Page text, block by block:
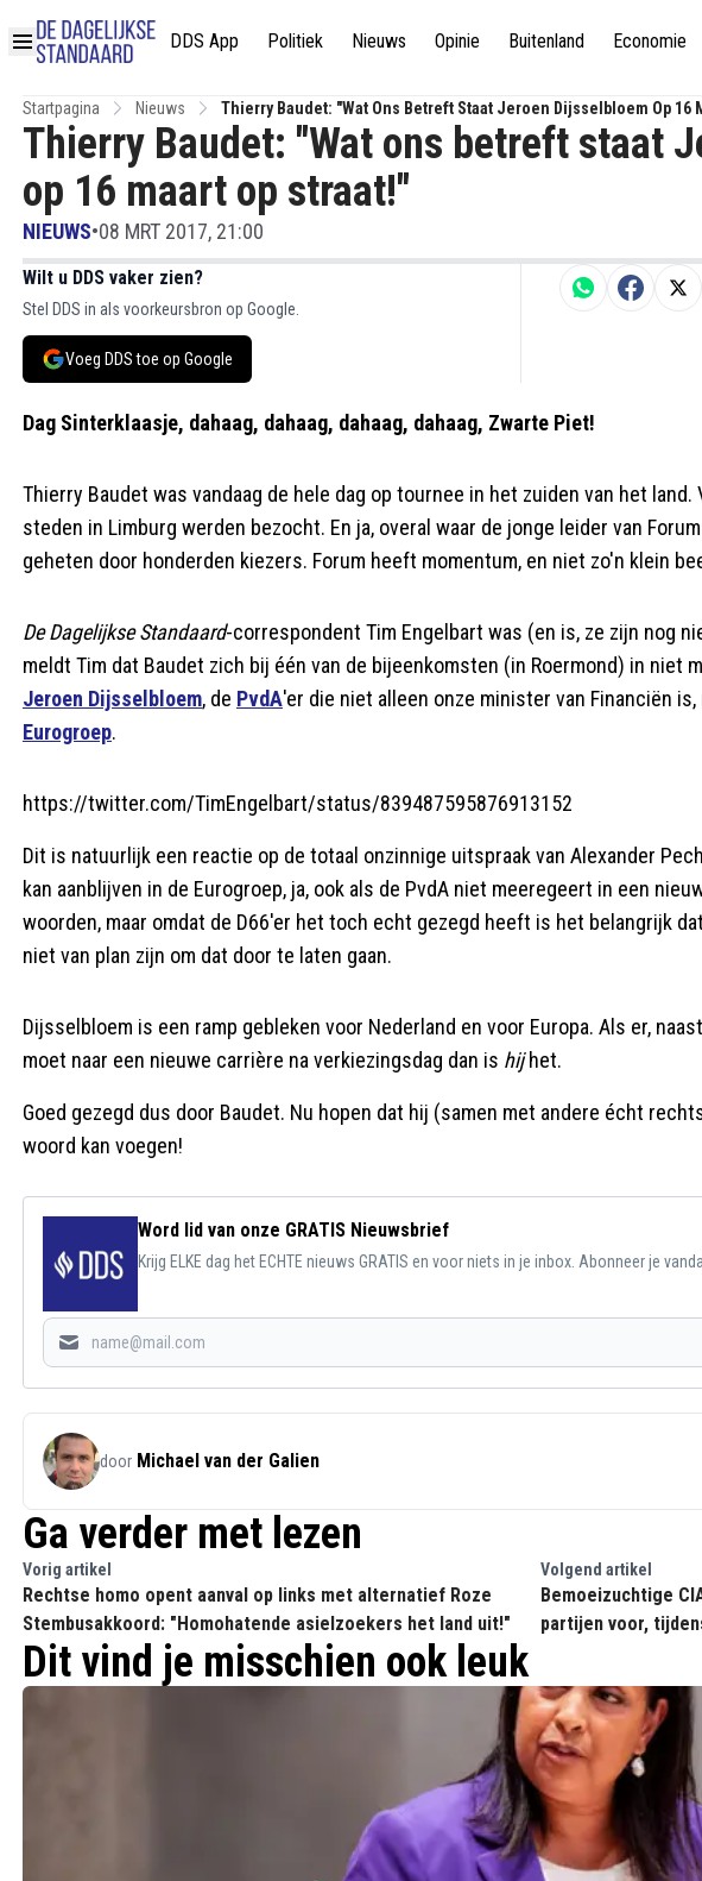
DDS App Politiek Nieuws Opinie Buitenland Economie
Startpagina Nieuws Thierry Baudet: "Wat Ons Betreft Staat Jeroen Dijsselbloem Op 16
Thierry Baudet: "Wat ons betreft staat
op 16 maart op straat!"
NIEUWS•08 MRT 2017, 21:00
Wilt u DDS vaker zien?
Stel DDS in als voorkeursbron op Google.
Voeg DDS toe op Google
Dag Sinterklaasje, dahaag, dahaag, dahaag, dahaag, Zwarte Piet!
Thierry Baudet was vandaag de hele dag op tournee in het zuiden van het
steden in Limburg werden bezocht. En ja, overal waar de jonge leider van
geheten door honderden kiezers. Forum heeft momentum, en niet zo'n klein
De Dagelijkse Standaard-correspondent Tim Engelbart was (en is, ze zijn nog
meldt Tim dat Baudet zich bij één van de bijeenkomsten (in Roermond) in niet
Jeroen Dijsselbloem, de PvdA'er die niet alleen onze minister van Financiën
Eurogroep.
https://twitter.com/TimEngelbart/status/839487595876913152
Dit is natuurlijk een reactie op de totaal onzinnige uitspraak van Alexander
kan aanblijven in de Eurogroep, ja, ook als de PvdA niet meeregeert in een
woorden, maar omdat de D66'er het toch echt gezegd heeft is het belangrijk
niet van plan zijn om dat door te laten gaan.
Dijsselbloem is een ramp gebleken voor Nederland en voor Europa. Als er,
moet naar een nieuwe carrière na verkiezingsdag dan is hijhet.
Goed gezegd dus door Baudet. Nu hopen dat hij (samen met andere écht
woord kan voegen!
Word lid van onze GRATIS Nieuwsbrief
Krijg ELKE dag het ECHTE nieuws GRATIS en voor niets in je inbox. Abonneer je
door Michael van der Galien
Ga verder met lezen
Vorig artikel
Rechtse homo opent aanval op links met alternatief Roze
Stembusakkoord: "Homohatende asielzoekers het land uit!"
Volgend artikel
Bemoeizuchtige
partijen voor,
Dit vind je misschien ook leuk